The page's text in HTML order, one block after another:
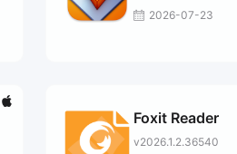
2026-07-23
Foxit Reader
v2026.1.2.36540